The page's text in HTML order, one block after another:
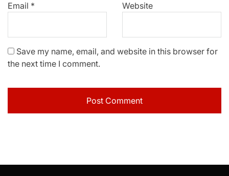
Email * Website
Save my name, email, and website in this browser for
the next time I comment.